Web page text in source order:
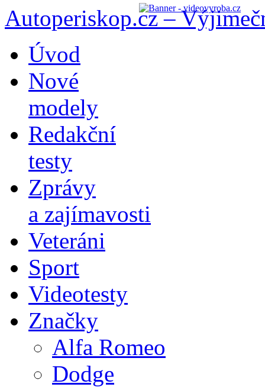
Autoperiskop.cz –
obsahu
webu
Úvod
Nové
modely
Redakční
testy
Zprávy
a zajímavosti
Veteráni
Sport
Videotesty
Značky
Alfa Romeo
Dodge